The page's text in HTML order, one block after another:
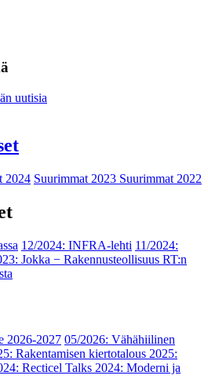
uutisia
2024 Suurimmat 2023 Suurimmat 2022
12/2024: INFRA-lehti 11/2024:
Jokka − Rakennusteollisuus RT:n
2026-2027 05/2026: Vähähiilinen
Rakentamisen kiertotalous 2025:
Recticel Talks 2024: Moderni ja